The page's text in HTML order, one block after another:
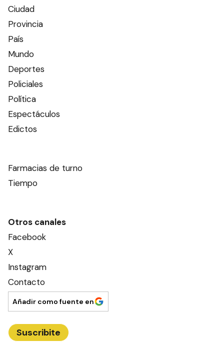
Ciudad
Provincia
País
Mundo
Deportes
Policiales
Política
Espectáculos
Edictos
Farmacias de turno
Tiempo
Otros canales
Facebook
X
Instagram
Contacto
Añadir como fuente en
Suscribite